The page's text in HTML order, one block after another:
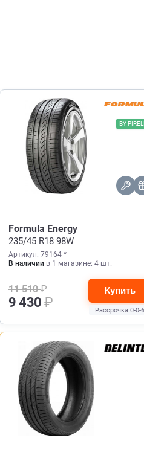
BY
Formula Energy
235/45 R18 98W
Артикул: 79164 *
В наличии в 1 магазине: 4 шт.
11 510₽
9 430₽
Купить
Рассрочка 0-0-6